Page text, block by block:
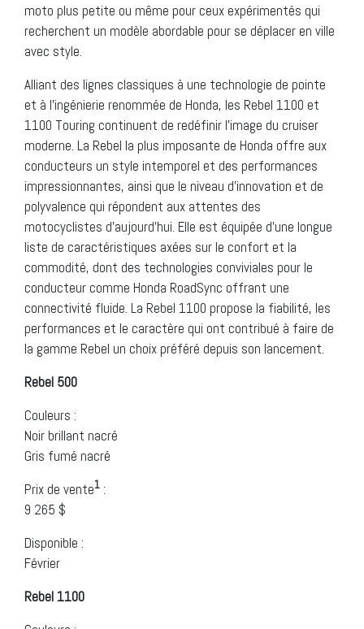
moto plus petite ou même pour ceux expérimentés qui
recherchent un modèle abordable pour se déplacer en ville
avec style.
Alliant des lignes classiques à une technologie de pointe
et à l’ingénierie renommée de Honda, les Rebel 1100 et
1100 Touring continuent de redéfinir l’image du cruiser
moderne. La Rebel la plus imposante de Honda offre aux
conducteurs un style intemporel et des performances
impressionnantes, ainsi que le niveau d’innovation et de
polyvalence qui répondent aux attentes des
motocyclistes d’aujourd’hui. Elle est équipée d’une longue
liste de caractéristiques axées sur le confort et la
commodité, dont des technologies conviviales pour le
conducteur comme Honda RoadSync offrant une
connectivité fluide. La Rebel 1100 propose la fiabilité, les
performances et le caractère qui ont contribué à faire de
la gamme Rebel un choix préféré depuis son lancement.
Rebel 500
Couleurs :
Noir brillant nacré
Gris fumé nacré
Prix de vente1 :
9 265 $
Disponible :
Février
Rebel 1100